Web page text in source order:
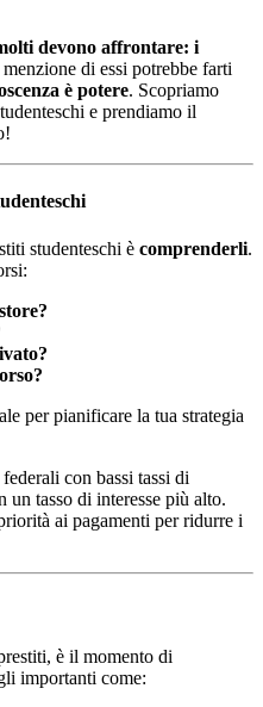
devono affrontare: i
di essi potrebbe farti
è potere. Scopriamo
e prendiamo il
studenteschi è comprenderli.
per pianificare la tua strategia
con bassi tassi di
un tasso di interesse più alto.
ai pagamenti per ridurre i
è il momento di
importanti come: